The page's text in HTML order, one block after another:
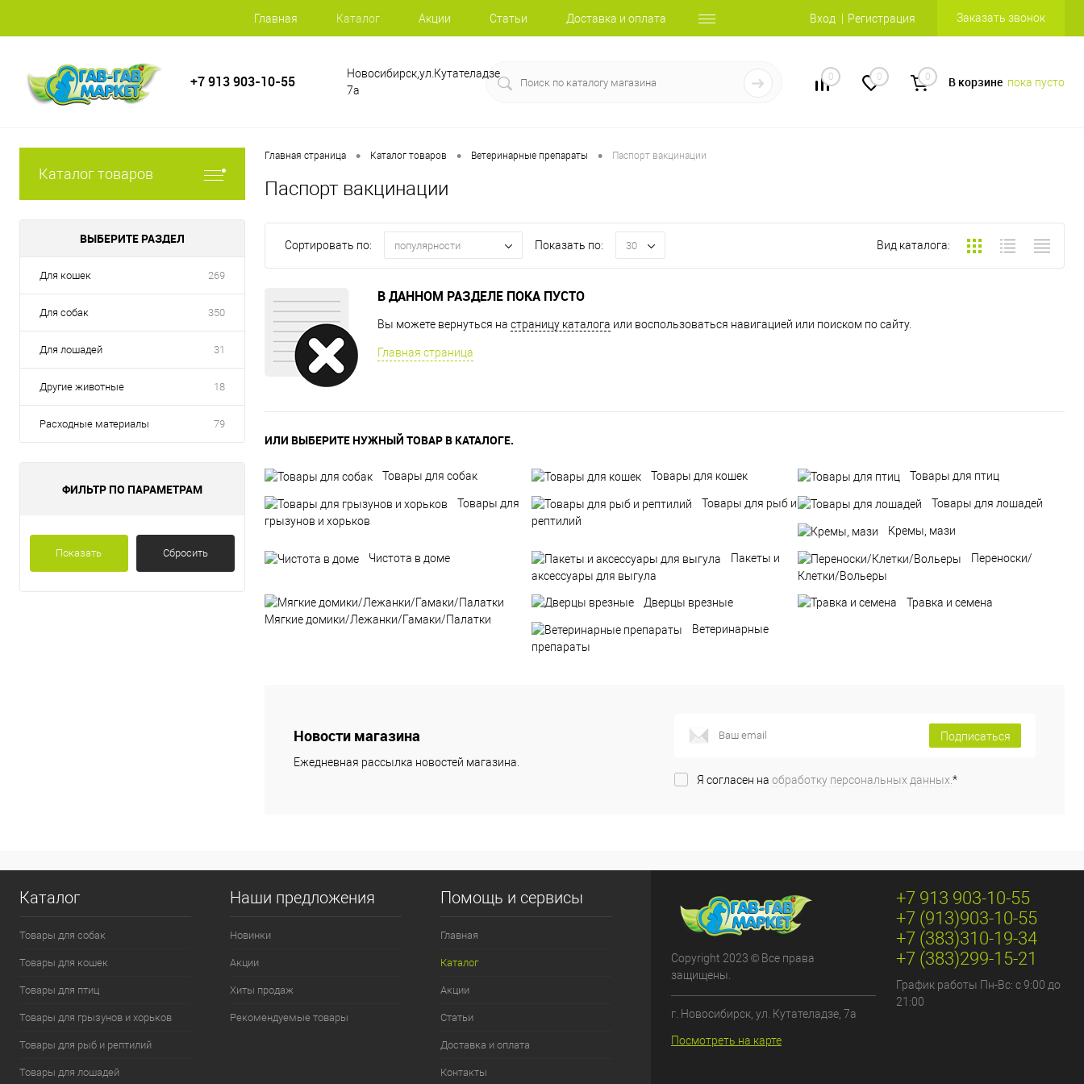
Главная Каталог Акции Статьи Доставка и оплата Вход Регистрация Заказать звонок
+7 913 903-10-55
Новосибирск,ул.Кутателадзе
7а
0 0 0 В корзине пока пусто
Каталог товаров
ВЫБЕРИТЕ РАЗДЕЛ
Для кошек 269
Для собак 350
Для лошадей 31
Другие животные 18
Расходные материалы 79
ФИЛЬТР ПО ПАРАМЕТРАМ
Показать Сбросить
Главная страница • Каталог товаров • Ветеринарные препараты • Паспорт вакцинации
Паспорт вакцинации
Сортировать по: популярности Показать по: 30 Вид каталога:
В ДАННОМ РАЗДЕЛЕ ПОКА ПУСТО
Вы можете вернуться на страницу каталога или воспользоваться навигацией или поиском по сайту.
Главная страница
ИЛИ ВЫБЕРИТЕ НУЖНЫЙ ТОВАР В КАТАЛОГЕ.
Товары для собак Товары для кошек Товары для птиц
Товары для
грызунов и хорьков
Товары для рыб и
рептилий
Товары для лошадей
Кремы, мази
Чистота в доме
Пакеты и
аксессуары для выгула
Переноски/
Клетки/Вольеры
Мягкие домики/Лежанки/Гамаки/Палатки
Дверцы врезные Травка и семена
Ветеринарные
препараты
Новости магазина
Ежедневная рассылка новостей магазина.
Подписаться
Я согласен на обработку персональных данных. *
Каталог
Товары для собак
Товары для кошек
Товары для птиц
Товары для грызунов и хорьков
Товары для рыб и рептилий
Товары для лошадей
Наши предложения
Новинки
Акции
Хиты продаж
Рекомендуемые товары
Помощь и сервисы
Главная
Каталог
Акции
Статьи
Доставка и оплата
Контакты
Copyright 2023 © Все права
защищены.
г. Новосибирск, ул. Кутателадзе, 7а
Посмотреть на карте
+7 913 903-10-55
+7 (913)903-10-55
+7 (383)310-19-34
+7 (383)299-15-21
График работы Пн-Вс: с 9:00 до
21:00